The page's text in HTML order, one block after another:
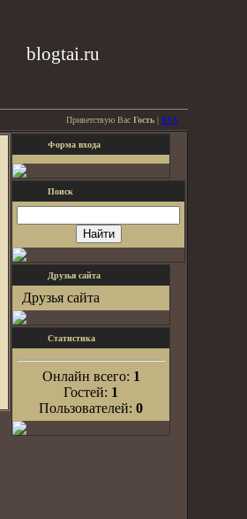
blogtai.ru
Приветствую Вас Гость | RSS
Форма входа
Поиск
Друзья сайта
Друзья сайта
Статистика
Онлайн всего: 1
Гостей: 1
Пользователей: 0